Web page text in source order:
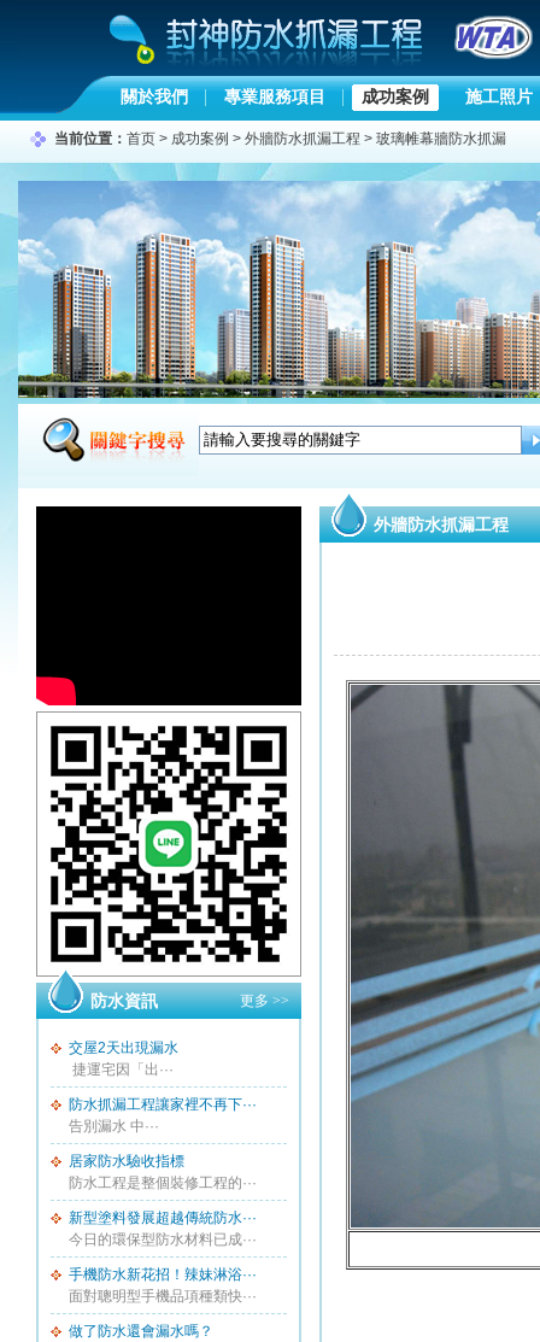
關於我們 專業服務項目 成功案例 施工照片
当前位置： 首页 > 成功案例 > 外牆防水抓漏工程 > 玻璃帷幕牆防水抓漏
更多 >>
防水資訊
交屋2天出現漏水
捷運宅因「出···
防水抓漏工程讓家裡不再下···
告別漏水 中···
居家防水驗收指標
防水工程是整個裝修工程的···
新型塗料發展超越傳統防水···
今日的環保型防水材料已成···
手機防水新花招！辣妹淋浴···
面對聰明型手機品項種類快···
做了防水還會漏水嗎？
外牆防水抓漏工程